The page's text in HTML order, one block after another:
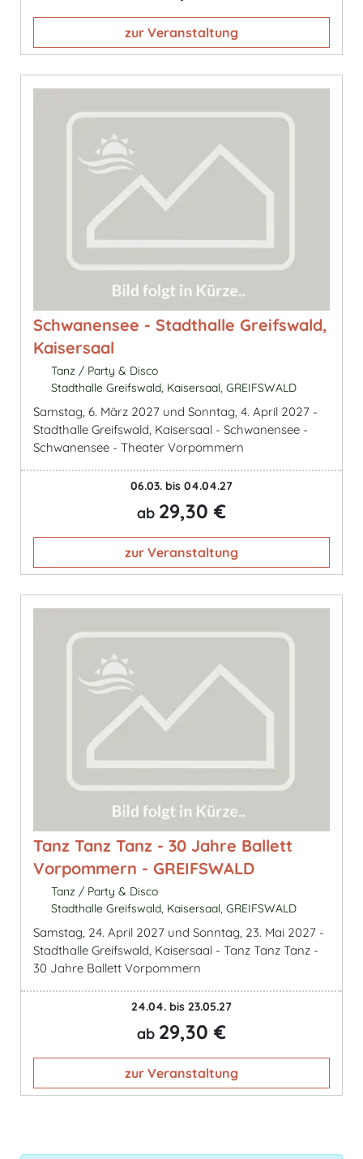
zur Veranstaltung
Schwanensee - Stadthalle Greifswald,
Kaisersaal
Tanz / Party & Disco
Stadthalle Greifswald, Kaisersaal, GREIFSWALD
Samstag, 6. März 2027 und Sonntag, 4. April 2027 -
Stadthalle Greifswald, Kaisersaal - Schwanensee -
Schwanensee - Theater Vorpommern
06.03. bis 04.04.27
ab 29,30 €
zur Veranstaltung
Tanz Tanz Tanz - 30 Jahre Ballett
Vorpommern - GREIFSWALD
Tanz / Party & Disco
Stadthalle Greifswald, Kaisersaal, GREIFSWALD
Samstag, 24. April 2027 und Sonntag, 23. Mai 2027 -
Stadthalle Greifswald, Kaisersaal - Tanz Tanz Tanz -
30 Jahre Ballett Vorpommern
24.04. bis 23.05.27
ab 29,30 €
zur Veranstaltung